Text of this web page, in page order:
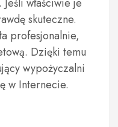
skuteczne.
profesjonalnie,
Dzięki temu
wypożyczalni
w Internecie.